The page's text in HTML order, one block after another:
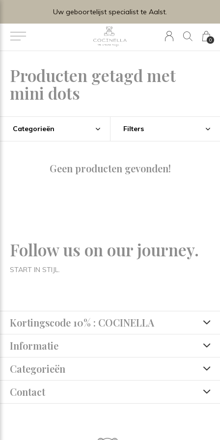
0
Uw geboortelijst specialist te Aalst.
Producten getagd met
mini dots
Categorieën Filters
Geen producten gevonden!
Follow us on our journey.
START IN STIJL.
Kortingscode 10% : COCINELLA
Informatie
Categorieën
Contact